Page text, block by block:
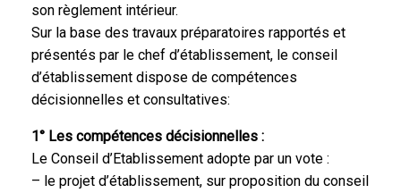
son règlement intérieur.
Sur la base des travaux préparatoires rapportés et
présentés par le chef d’établissement, le conseil
d’établissement dispose de compétences
décisionnelles et consultatives:
1° Les compétences décisionnelles :
Le Conseil d’Etablissement adopte par un vote :
– le projet d’établissement, sur proposition du conseil